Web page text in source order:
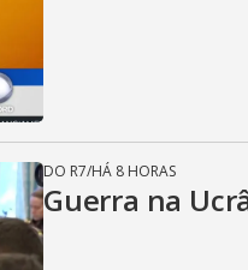
DO R7/HÁ 8 HORAS
Guerra na